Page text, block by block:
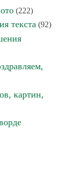
(222)
текста (92)
картин,